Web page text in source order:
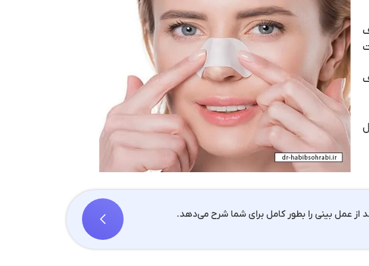
(۴۸ ساعت
عمل بینی را بطور کامل برای شما شرح می‌دهد.